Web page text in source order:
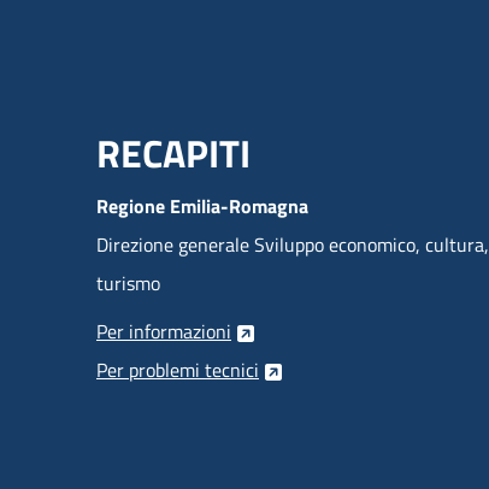
Menu Footer
RECAPITI
Regione Emilia-Romagna
Direzione generale Sviluppo economico, cultura,
turismo
Per informazioni
Per problemi tecnici